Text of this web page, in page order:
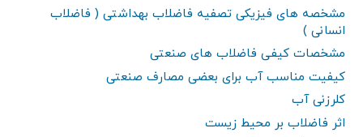
مشخصه های فیزیکی تصفیه فاضلاب بهداشتی ( فاضلاب
انسانی )
مشخصات کیفی فاضلاب های صنعتی
کیفیت مناسب آب برای بعضی مصارف صنعتی
کلرزنی آب
اثر فاضلاب بر محیط زیست